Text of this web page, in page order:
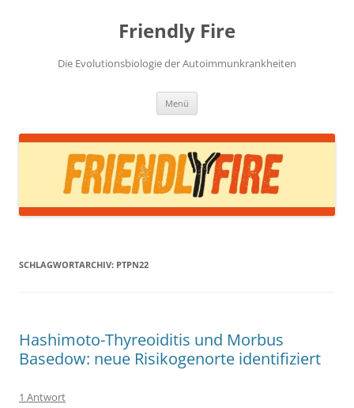
Friendly Fire
Die Evolutionsbiologie der Autoimmunkrankheiten
Menü
SCHLAGWORTARCHIV: PTPN22
Hashimoto-Thyreoiditis und Morbus
Basedow: neue Risikogenorte identifiziert
1 Antwort